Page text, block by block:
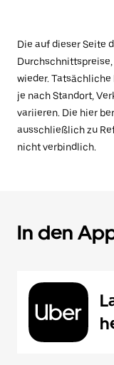
Die auf dieser Seite
wieder. Tatsächliche
je nach Standort,
variieren. Die hier
ausschließlich zu
nicht verbindlich.
In den